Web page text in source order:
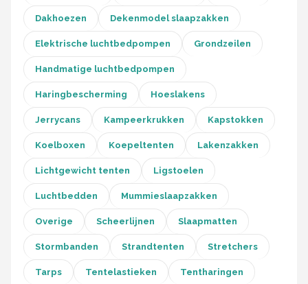
Dakhoezen Dekenmodel slaapzakken
Elektrische luchtbedpompen Grondzeilen
Handmatige luchtbedpompen
Haringbescherming Hoeslakens
Jerrycans Kampeerkrukken Kapstokken
Koelboxen Koepeltenten Lakenzakken
Lichtgewicht tenten Ligstoelen
Luchtbedden Mummieslaapzakken
Overige Scheerlijnen Slaapmatten
Stormbanden Strandtenten Stretchers
Tarps Tentelastieken Tentharingen